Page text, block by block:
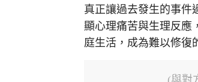
真正讓過去發生的事件
顯心理痛苦與生理反應
庭生活，成為難以修復